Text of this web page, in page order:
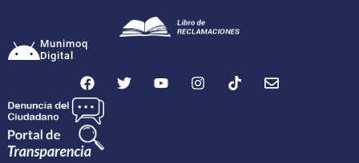
Munimoq
Digital